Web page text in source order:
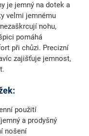
je jemný na dotek a
velmi jemnému
nohu,
pomáhá
při chůzi. Precizní
zajišťuje jemnost,
použití
a prodyšný
nošení